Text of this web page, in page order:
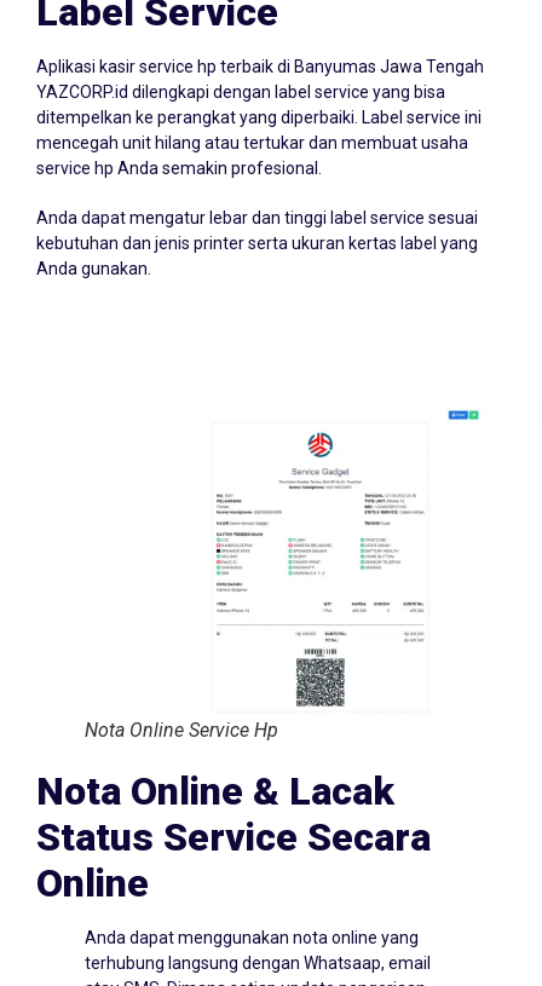
YAZCORP.id dilengkapi dengan label service yang bisa
ditempelkan ke perangkat yang diperbaiki. Label service ini
mencegah unit hilang atau tertukar dan membuat usaha
service hp Anda semakin profesional.
kebutuhan dan jenis printer serta ukuran kertas label yang
Anda gunakan.
Nota Online & Lacak
Status Service Secara
Online
terhubung langsung dengan Whatsaap, email
atau SMS. Dimana setiap update pengerjaan